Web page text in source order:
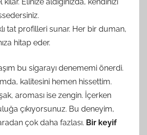
tat profilleri sunar. Her bir duman,
hitap eder.
bu sigarayı denememi önerdi.
kalitesini hemen hissettim.
aroması ise zengin. İçerken
çıkıyorsunuz. Bu deneyim,
çok daha fazlası. Bir keyif